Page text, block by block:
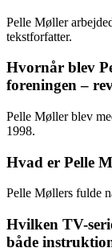
Pelle Møller
tekstforfatter.
Hvornår blev
foreningen –
Pelle Møller blev
1998.
Hvad er Pelle
Pelle Møllers fulde
Hvilken TV-
både